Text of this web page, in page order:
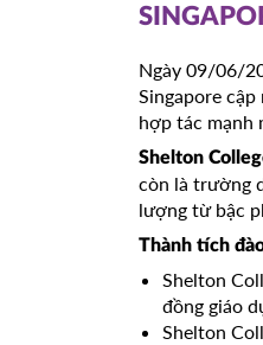
Ngày 09/06/
Singapore
hợp tác mạnh
Shelton
còn là trường
lượng từ bậc
Thành tích
Shelton
đồng giáo
Shelton